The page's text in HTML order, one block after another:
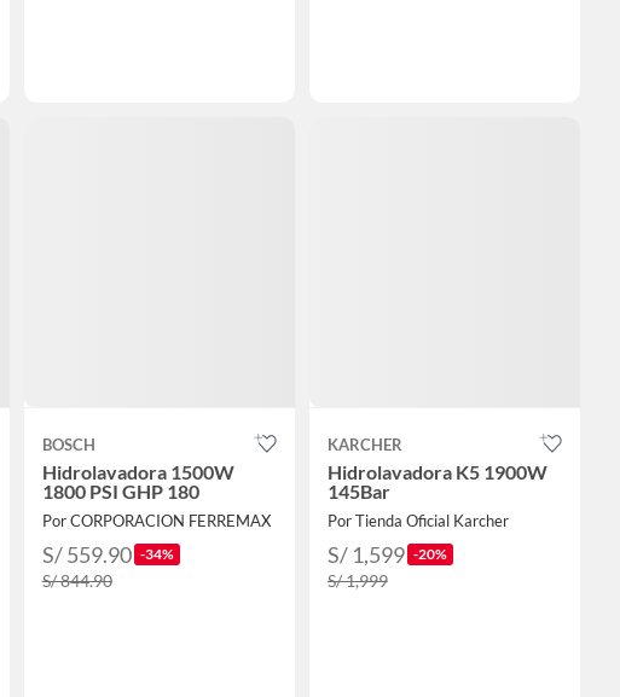
BOSCH
Hidrolavadora 1500W
1800 PSI GHP 180
Por CORPORACION FERREMAX
S/ 559.90 -34%
S/ 844.90
KARCHER
Hidrolavadora K5 1900W
145Bar
Por Tienda Oficial Karcher
S/ 1,599 -20%
S/ 1,999